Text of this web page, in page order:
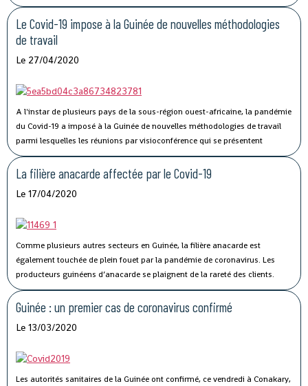
l’Union, qui regroupe la Côte d’Ivoire, la Guinée, le Libéria et la Sierra Leone,
73 personnes ont succombé au Covid-19.
Le Covid-19 impose à la Guinée de nouvelles méthodologies
de travail
Le 27/04/2020
A l'instar de plusieurs pays de la sous-région ouest-africaine, la pandémie
du Covid-19 a imposé à la Guinée de nouvelles méthodologies de travail
parmi lesquelles les réunions par visioconférence qui se présentent
comme un véritable défi technologique pour les autorités guinéennes.
La filière anacarde affectée par le Covid-19
Le 17/04/2020
Comme plusieurs autres secteurs en Guinée, la filière anacarde est
également touchée de plein fouet par la pandémie de coronavirus. Les
producteurs guinéens d’anacarde se plaignent de la rareté des clients.
Lancée le 02 avril dernier, par le ministère du Commerce, la campagne de
commercialisation de l’anacarde n’a pas connu son affluence habituelle à
cause de la crise sanitaire qui secoue le monde.
Guinée : un premier cas de coronavirus confirmé
Le 13/03/2020
Les autorités sanitaires de la Guinée ont confirmé, ce vendredi à Conakary,